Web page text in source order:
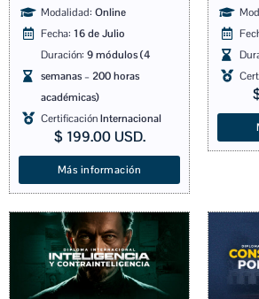
Modalidad: Online
Fecha: 16 de Julio
Duración: 9 módulos (4
semanas – 200 horas
académicas)
CertificaciónInternacional
$ 199.00USD.
Más información